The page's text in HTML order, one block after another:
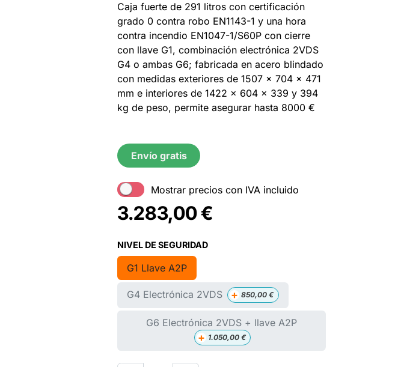
Caja fuerte de 291 litros con certificación
grado 0 contra robo EN1143-1 y una hora
contra incendio EN1047-1/S60P con cierre
con llave G1, combinación electrónica 2VDS
G4 o ambas G6; fabricada en acero blindado
con medidas exteriores de 1507 x 704 x 471
mm e interiores de 1422 x 604 x 339 y 394
kg de peso, permite asegurar hasta 8000 €
Envío gratis
Mostrar precios con IVA incluido
3.283,00€
NIVEL DE SEGURIDAD
G1 Llave A2P
G4 Electrónica 2VDS + 850,00 €
G6 Electrónica 2VDS + llave A2P
+ 1.050,00€